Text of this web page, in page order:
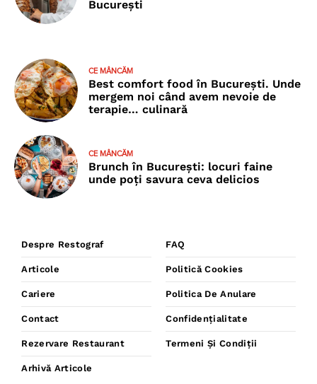
București
CE MÂNCĂM
Best comfort food în București. Unde
mergem noi când avem nevoie de
terapie… culinară
CE MÂNCĂM
Brunch în București: locuri faine
unde poţi savura ceva delicios
Despre Restograf
Articole
Cariere
Contact
Rezervare Restaurant
Arhivă Articole
FAQ
Politică Cookies
Politica De Anulare
Confidențialitate
Termeni Și Condiții